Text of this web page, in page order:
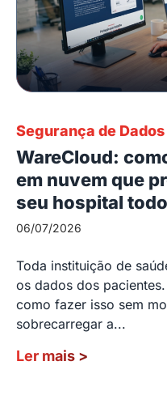
Segurança de Dados
WareCloud:
em nuvem que
seu hospital
06/07/2026
Toda instituição de
os dados dos
como fazer isso sem
sobrecarregar a...
Ler mais >